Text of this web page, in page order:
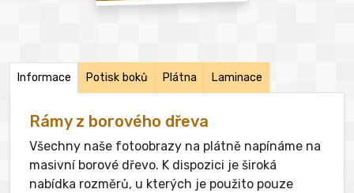
Informace Potisk boků Plátna Laminace
Rámy z borového dřeva
Všechny naše fotoobrazy na plátně napínáme na
masivní borové dřevo. K dispozici je široká
nabídka rozměrů, u kterých je použito pouze